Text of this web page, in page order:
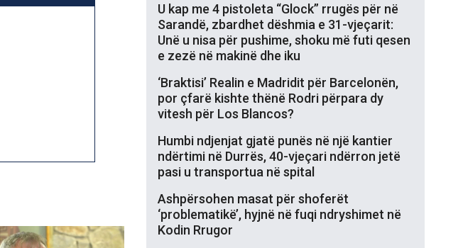
U kap me 4 pistoleta “Glock” rrugës për në
Sarandë, zbardhet dëshmia e 31-vjeçarit:
Unë u nisa për pushime, shoku më futi qesen
e zezë në makinë dhe iku
‘Braktisi’ Realin e Madridit për Barcelonën,
por çfarë kishte thënë Rodri përpara dy
vitesh për Los Blancos?
Humbi ndjenjat gjatë punës në një kantier
ndërtimi në Durrës, 40-vjeçari ndërron jetë
pasi u transportua në spital
Ashpërsohen masat për shoferët
‘problematikë’, hyjnë në fuqi ndryshimet në
Kodin Rrugor